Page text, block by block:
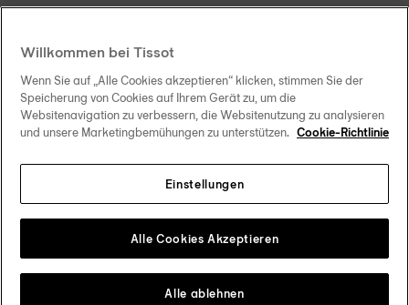
Ihre Vorteile
Österreich Zu einem anderen Land wechseln
Tissot Copyrights 2026
Willkommen bei Tissot
Wenn Sie auf „Alle Cookies akzeptieren“ klicken, stimmen Sie der
Speicherung von Cookies auf Ihrem Gerät zu, um die
Websitenavigation zu verbessern, die Websitenutzung zu analysieren
und unsere Marketingbemühungen zu unterstützen. Cookie-Richtlinie
Einstellungen
Alle ablehnen
Alle Cookies Akzeptieren